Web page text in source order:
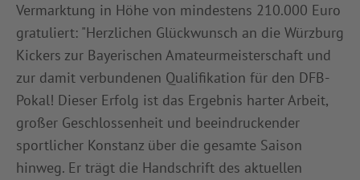
Vermarktung in Höhe von mindestens 210.000 Euro
gratuliert: "Herzlichen Glückwunsch an die Würzburg
Kickers zur Bayerischen Amateurmeisterschaft und
zur damit verbundenen Qualifikation für den DFB-
Pokal! Dieser Erfolg ist das Ergebnis harter Arbeit,
großer Geschlossenheit und beeindruckender
sportlicher Konstanz über die gesamte Saison
hinweg. Er trägt die Handschrift des aktuellen